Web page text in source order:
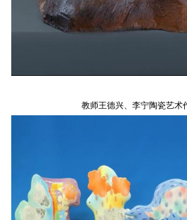
教师王德兴、李宁陶瓷艺术